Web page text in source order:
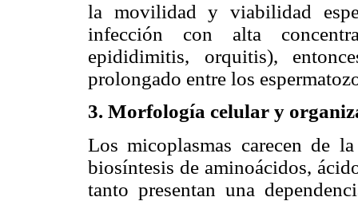
la movilidad y viabilidad
infección con alta
epididimitis, orquitis),
prolongado entre los
3. Morfología celular y
Los micoplasmas carecen de
biosíntesis de aminoácidos,
tanto presentan una